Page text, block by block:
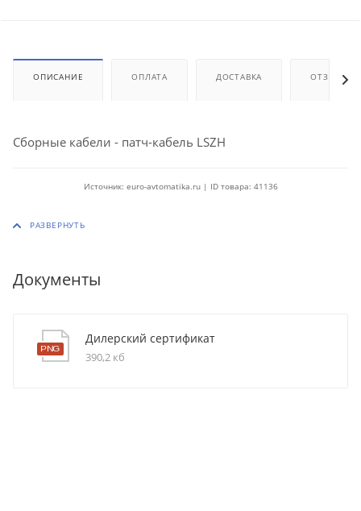
ОПИСАНИЕ ОПЛАТА ДОСТАВКА ОТЗЫВЫ
Сборные кабели - патч-кабель LSZH
Источник: euro-avtomatika.ru | ID товара: 41136
Документы
Дилерский сертификат
390,2 кб